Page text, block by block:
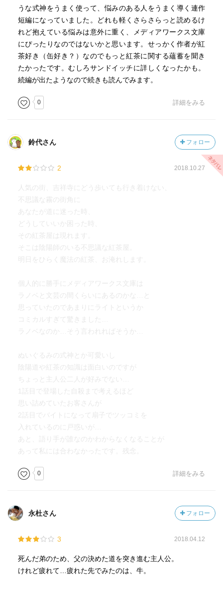
うな式神をうまく使って、悩みのある人をうまく導く連作
短編になっていました。どれも軽くさらさらっと読めるけ
れど抱えている悩みは意外に重く、メディアワークス文庫
にぴったりなのではないかと思います。せっかく作者が紅
茶好き（缶好き？）なのでもっと紅茶に関する蘊蓄を聞き
たかったです。むしろサンドイッチに詳しくなったかも。
続編が出たようなので続きも読んでみます。
0 詳細をみる
鈴代さん フォロー
2 2018.10.27
人気の街、吉祥寺にどう歩いても行き着けない、
不思議な霧の街角に
あなたが道に迷った時、
どうしていいか困った時、
その紅茶屋は現れます。
そこは陰陽師のいる不思議な紅茶屋。
明日をひらく魔法の紅茶、お淹れします。
個人的に勝手にメディアワークス文庫は
ラノベと文芸の間くらいにあるのかな…と
思っていたのであまりにライトというか
コミカルすぎて驚きました…
ラノベなのか…そう言われればそうか…
ぬいぐるみの式神とか可愛いし
陰陽道や紅茶の知識は面白いのですが
ちょっと主人公二人が好みでない…
1話目で登場した自殺まで考えるほど
思い詰めていたお客さんが
2話目でバイトになって扇子でツッコミを
入れているのに戸惑いが…
あと、語り手が誰なのかわからなくなることが
あって私には合わなかったです。残念。
0 詳細をみる
永杜さん フォロー
3 2018.04.12
死んだ弟のため、父の決めた道を突き進む主人公。
けれど疲れて…疲れた先でみたのは、牛。